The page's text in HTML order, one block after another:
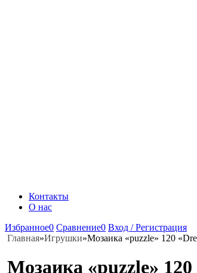
Контакты
О нас
Избранное0 Сравнение0 Вход / Регистрация
Главная»Игрушки»Мозаика «puzzle» 120
Мозаика «puzzle»